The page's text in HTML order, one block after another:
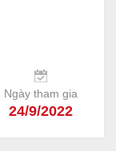
Ngày tham gia
24/9/2022